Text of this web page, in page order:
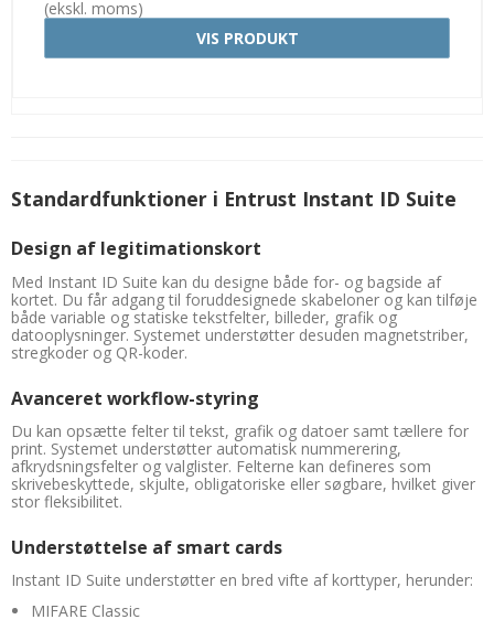
(ekskl. moms)
VIS PRODUKT
Standardfunktioner i Entrust Instant ID Suite
Design af legitimationskort
Med Instant ID Suite kan du designe både for- og bagside af
kortet. Du får adgang til foruddesignede skabeloner og kan tilføje
både variable og statiske tekstfelter, billeder, grafik og
datooplysninger. Systemet understøtter desuden magnetstriber,
stregkoder og QR-koder.
Avanceret workflow-styring
Du kan opsætte felter til tekst, grafik og datoer samt tællere for
print. Systemet understøtter automatisk nummerering,
afkrydsningsfelter og valglister. Felterne kan defineres som
skrivebeskyttede, skjulte, obligatoriske eller søgbare, hvilket giver
stor fleksibilitet.
Understøttelse af smart cards
Instant ID Suite understøtter en bred vifte af korttyper, herunder:
MIFARE Classic